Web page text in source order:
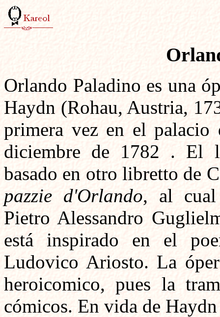
Orlando Paladino es una
Haydn (Rohau, Austria,
primera vez en el palacio
diciembre de 1782 . El
basado en otro libretto de
pazzie d'Orlando, al cual
Pietro Alessandro
está inspirado en el
Ludovico Ariosto. La
heroicomico, pues la
cómicos. En vida de